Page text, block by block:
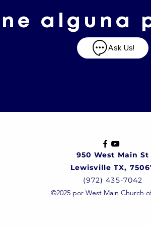
alguna
Ask Us!
950 West Main St
Lewisville TX,
(972) 435-7042
©2025 por West Main Church